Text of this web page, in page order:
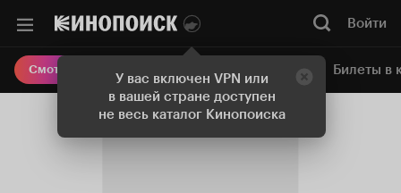
У вас включен VPN или
в вашей стране доступен
не весь каталог Кинопоиска
Войти
Смотреть кино Онлайн-кинотеатр Билеты в